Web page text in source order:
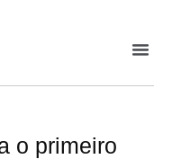
o primeiro